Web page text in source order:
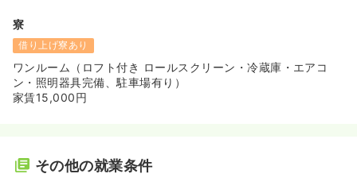
寮
借り上げ寮あり
ワンルーム（ロフト付き ロールスクリーン・冷蔵庫・エアコ
ン・照明器具完備、駐車場有り）
家賃15,000円
その他の就業条件